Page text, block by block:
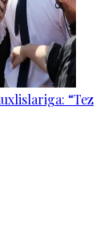
“Tez